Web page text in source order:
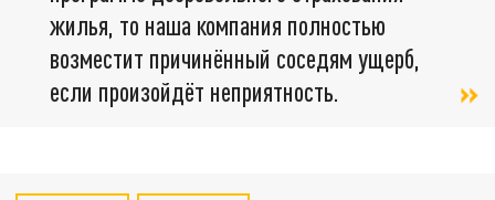
жилья, то наша компания полностью
возместит причинённый соседям ущерб,
если произойдёт неприятность.